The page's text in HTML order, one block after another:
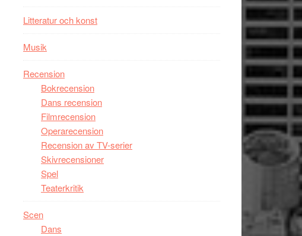
Litteratur och konst
Musik
Recension
Bokrecension
Dans recension
Filmrecension
Operarecension
Recension av TV-serier
Skivrecensioner
Spel
Teaterkritik
Scen
Dans